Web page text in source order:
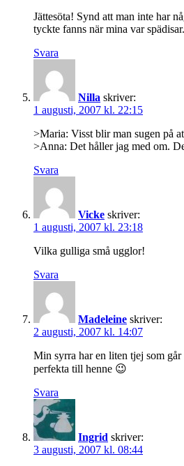
Jättesöta! Synd att man inte har
tyckte fanns när mina var spädisar.
Svara
Nilla skriver:
1 augusti, 2007 kl. 22:15
>Maria: Visst blir man sugen på
>Anna: Det håller jag med om.
Svara
Vicke skriver:
1 augusti, 2007 kl. 23:18
Vilka gulliga små ugglor!
Svara
Madeleine skriver:
2 augusti, 2007 kl. 14:07
Min syrra har en liten tjej som
perfekta till henne 😉
Svara
Ingrid skriver:
3 augusti, 2007 kl. 08:44